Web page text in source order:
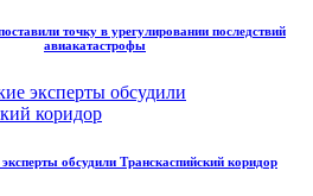
точку в урегулировании последствий
авиакатастрофы
обсудили Транскаспийский коридор